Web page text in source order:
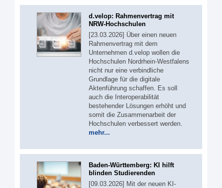
d.velop: Rahmenvertrag mit
NRW-Hochschulen
[23.03.2026] Über einen neuen
Rahmenvertrag mit dem
Unternehmen d.velop wollen die
Hochschulen Nordrhein-Westfalens
nicht nur eine verbindliche
Grundlage für die digitale
Aktenführung schaffen. Es soll
auch die Interoperabilität
bestehender Lösungen erhöht und
somit die Zusammenarbeit der
Hochschulen verbessert werden.
mehr...
Baden-Württemberg: KI hilft
blinden Studierenden
[09.03.2026] Mit der neuen KI-